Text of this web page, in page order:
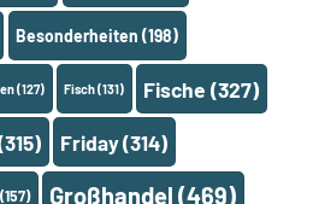
Besonderheiten (198)
(127) Fisch(131) Fische (327)
Friday(314)
(157) Großhandel (469)